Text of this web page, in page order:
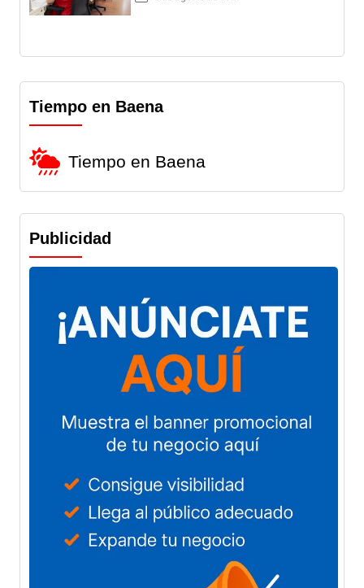
Tiempo en Baena
Tiempo en Baena
Publicidad